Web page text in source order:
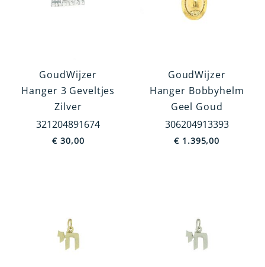
GoudWijzer
Hanger 3 Geveltjes
Zilver
321204891674
€ 30,00
GoudWijzer
Hanger Bobbyhelm
Geel Goud
306204913393
€ 1.395,00